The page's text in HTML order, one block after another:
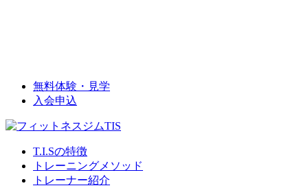
無料体験・見学
入会申込
T.I.Sの特徴
トレーニングメソッド
トレーナー紹介